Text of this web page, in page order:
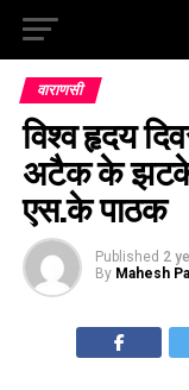
वाराणसी
विश्व हृदय
अटैक के झटके,
एस.के पाठक
Published 2
By Mahesh